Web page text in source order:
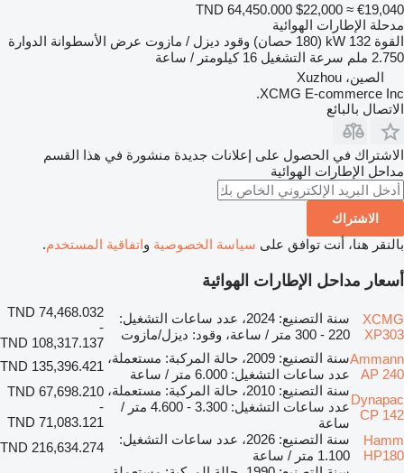
TND 64,450.000 $22,000 ≈ €19,040
مدحلة الإطارات الهوائية
القوة 132 kW (180 حصان) وقود ديزل / مازوت عرض الأسطوانة الدوارة
2.750 ملم
سرعة التشغيل 16 كيلومتر / ساعة
الصين، Xuzhou
XCMG E-commerce Inc.
الاتصال بالبائع
الاشتراك في الحصول على إعلانات جديدة منشورة في هذا القسم
مداحل الإطارات الهوائية
الاشتراك
بالنقر هنا، أنت توافق على سياسة الخصوصية واتفاقية المستخدم.
أسعار مداحل الإطارات الهوائية
XCMG
XP303
سنة التصنيع: 2024، عدد ساعات التشغيل:
220 - 300 متر / ساعة، وقود: ديزل/مازوت
TND 74,468.032
-
TND 108,317.137
Ammann
AP 240
سنة التصنيع: 2009، حالة المركبة: مستعملة،
عدد ساعات التشغيل: 6.000 متر / ساعة
TND 135,396.421
Dynapac
CP 142
سنة التصنيع: 2010، حالة المركبة: مستعملة،
عدد ساعات التشغيل: 3.300 - 4.600 متر /
ساعة
TND 67,698.210
-
TND 71,083.121
Hamm
HP180
سنة التصنيع: 2026، عدد ساعات التشغيل:
1.100 متر / ساعة
TND 216,634.274